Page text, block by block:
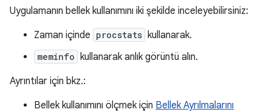
Uygulamanın bellek kullanımını iki şekilde inceleyebilirsiniz:
Zaman içinde procstats kullanarak.
meminfo kullanarak anlık görüntü alın.
Ayrıntılar için bkz.:
Bellek kullanımını ölçmek için Bellek Ayrılmalarını